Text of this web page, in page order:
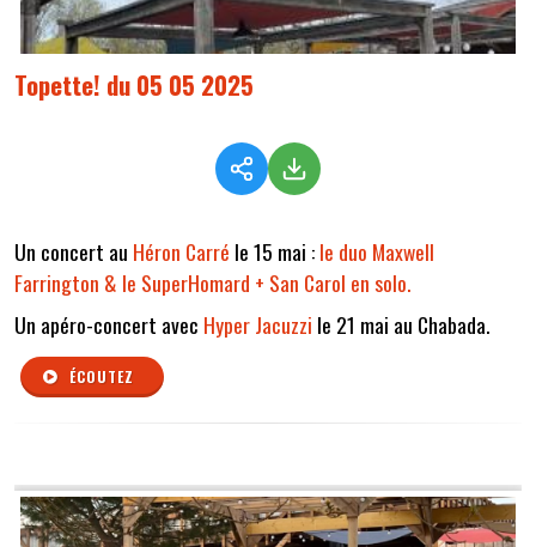
Topette! du 05 05 2025
Un concert au Héron Carré le 15 mai :le duo Maxwell
Farrington & le SuperHomard + San Carol en solo.
Un apéro-concert avec Hyper Jacuzzi le 21 mai au Chabada.
ÉCOUTEZ